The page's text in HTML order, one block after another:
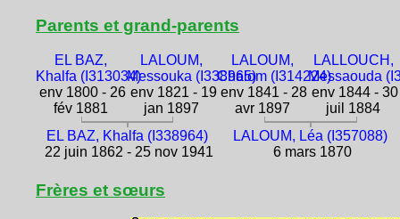
Parents et grand-parents
EL BAZ,
Khalfa (I313034)
env 1800 - 26
fév 1881
LALOUM,
Messouka (I338965)
env 1821 - 19
jan 1897
LALOUM,
Chalom (I314224)
env 1841 - 28
avr 1897
LALLOUCH,
Messaouda
env 1844 - 30
juil 1884
EL BAZ, Khalfa (I338964)
22 juin 1862 - 25 nov 1941
LALOUM, Léa (I357088)
6 mars 1870
Frères et sœurs